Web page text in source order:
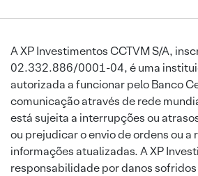
A XP Investimentos CCTVM S/A,
02.332.886/0001-04, é uma
autorizada a funcionar pelo Banco
comunicação através de rede
está sujeita a interrupções ou
ou prejudicar o envio de ordens ou a
informações atualizadas. A XP
responsabilidade por danos